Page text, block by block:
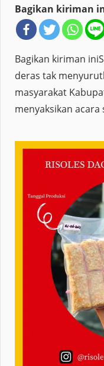
Bagikan kiriman
Bagikan kiriman
deras tak
masyarakat
menyaksikan